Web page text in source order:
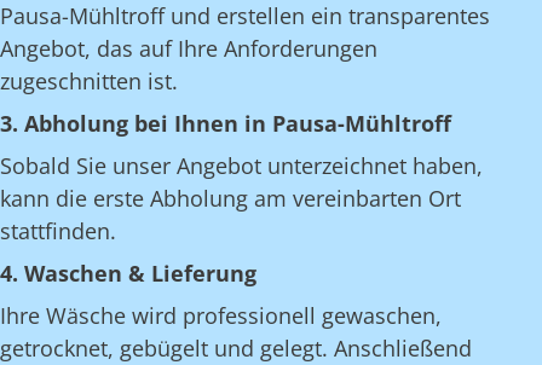
Pausa-Mühltroff und erstellen ein transparentes
Angebot, das auf Ihre Anforderungen
zugeschnitten ist.
3. Abholung bei Ihnen in Pausa-Mühltroff
Sobald Sie unser Angebot unterzeichnet haben,
kann die erste Abholung am vereinbarten Ort
stattfinden.
4. Waschen & Lieferung
Ihre Wäsche wird professionell gewaschen,
getrocknet, gebügelt und gelegt. Anschließend